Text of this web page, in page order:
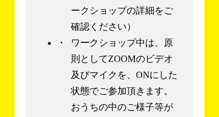
ークショップの詳細をご
確認ください）
ワークショップ中は、原
則としてZOOMのビデオ
及びマイクを、ONにした
状態でご参加頂きます。
おうちの中のご様子等が